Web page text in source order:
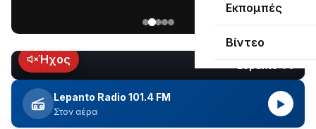
Εκπομπές
Βίντεο
Ναυπάκτου
εδώ
και
περίπου
δύο
ώρες
LIVEΉχος
Lepanto Radio 101.4 FM
Στον αέρα
▶